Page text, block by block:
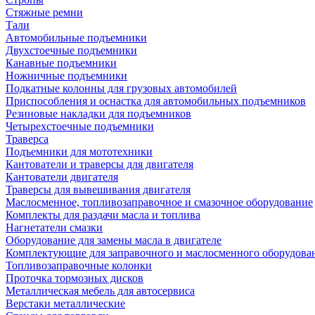
Стяжные ремни
Тали
Автомобильные подъемники
Двухстоечные подъемники
Канавные подъемники
Ножничные подъемники
Подкатные колонны для грузовых автомобилей
Приспособления и оснастка для автомобильных подъемников
Резиновые накладки для подъемников
Четырехстоечные подъемники
Траверса
Подъемники для мототехники
Кантователи и траверсы для двигателя
Кантователи двигателя
Траверсы для вывешивания двигателя
Маслосменное, топливозаправочное и смазочное оборудование
Комплекты для раздачи масла и топлива
Нагнетатели смазки
Оборудование для замены масла в двигателе
Комплектующие для заправочного и маслосменного
Топливозаправочные колонки
Проточка тормозных дисков
Металлическая мебель для автосервиса
Верстаки металлические